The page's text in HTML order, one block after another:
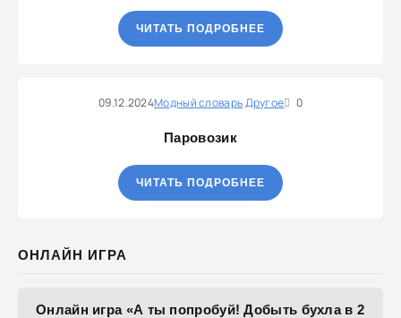
ЧИТАТЬ ПОДРОБНЕЕ
09.12.2024Модный словарьДругое 0
Паровозик
ЧИТАТЬ ПОДРОБНЕЕ
ОНЛАЙН ИГРА
Онлайн игра «А ты попробуй! Добыть бухла в 2